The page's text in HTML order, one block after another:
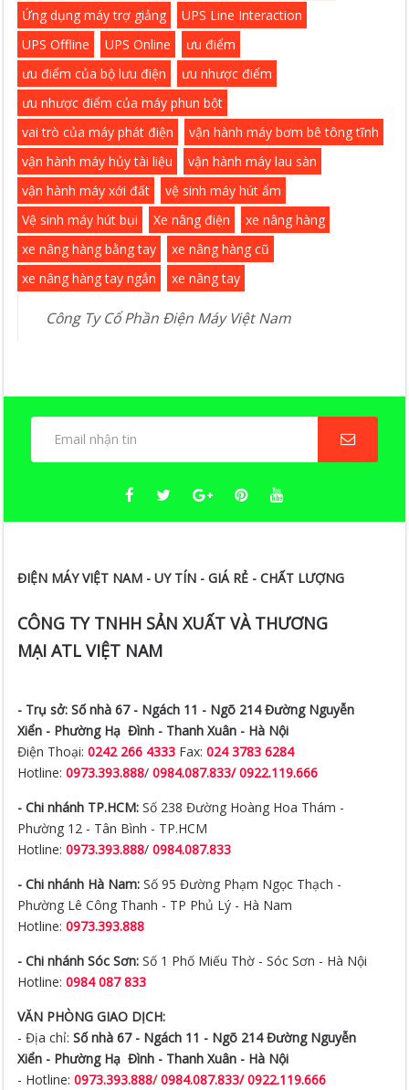
Ứng dụng máy trợ giảng
UPS Line Interaction
UPS Offline
UPS Online
ưu điểm
ưu điểm của bộ lưu điện
ưu nhược điểm
ưu nhược điểm của máy phun bột
vai trò của máy phát điện
vận hành máy bơm bê tông tĩnh
vận hành máy hủy tài liệu
vận hành máy lau sàn
vận hành máy xới đất
vệ sinh máy hút ẩm
Vệ sinh máy hút bụi
Xe nâng điện
xe nâng hàng
xe nâng hàng bằng tay
xe nâng hàng cũ
xe nâng hàng tay ngắn
xe nâng tay
Công Ty Cổ Phần Điện Máy Việt Nam
ĐIỆN MÁY VIỆT NAM - UY TÍN - GIÁ RẺ - CHẤT LƯỢNG
CÔNG TY TNHH SẢN XUẤT VÀ THƯƠNG
MẠI ATL VIỆT NAM
- Trụ sở: Số nhà 67 - Ngách 11 - Ngõ 214 Đường Nguyễn
Xiển - Phường Hạ Đình - Thanh Xuân - Hà Nội
Điện Thoại:0242 266 4333 Fax:024 3783 6284
Hotline:0973.393.888/0984.087.833/ 0922.119.666
- Chi nhánh TP.HCM: Số 238 Đường Hoàng Hoa Thám -
Phường 12 - Tân Bình - TP.HCM
Hotline:0973.393.888/0984.087.833
- Chi nhánh Hà Nam: Số 95 Đường Phạm Ngọc Thạch -
Phường Lê Công Thanh - TP Phủ Lý - Hà Nam
Hotline:0973.393.888
- Chi nhánh Sóc Sơn: Số 1 Phố Miếu Thờ - Sóc Sơn - Hà Nội
Hotline:0984 087 833
VĂN PHÒNG GIAO DỊCH:
- Địa chỉ:Số nhà 67 - Ngách 11 - Ngõ 214 Đường Nguyễn
Xiển - Phường Hạ Đình - Thanh Xuân - Hà Nội
- Hotline:0973.393.888/ 0984.087.833/ 0922.119.666